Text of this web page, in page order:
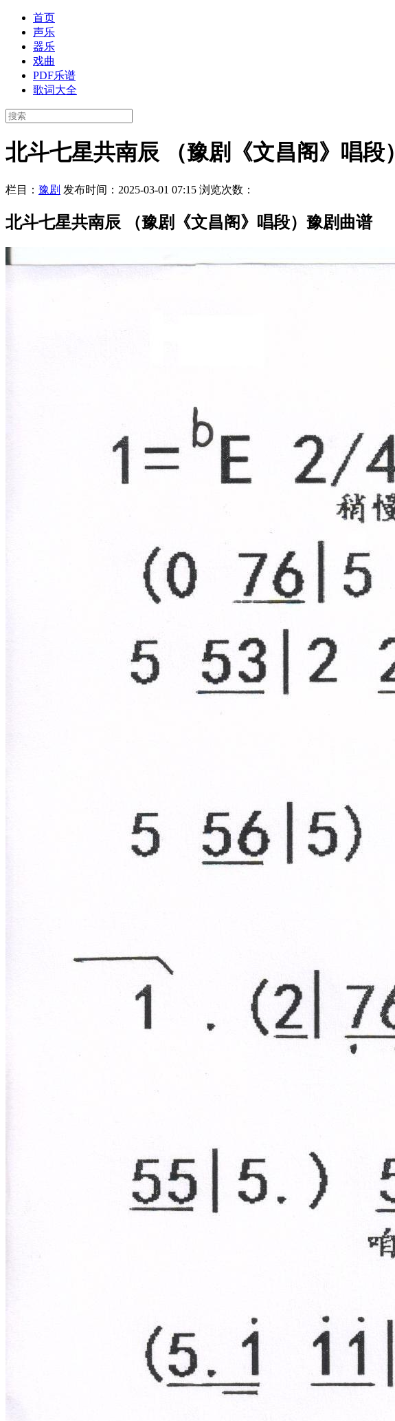
首页
声乐
器乐
戏曲
PDF乐谱
歌词大全
北斗七星共南辰 （豫剧《文昌阁》唱段）
栏目： 豫剧 发布时间：2025-03-01 07:15 浏览次数：
北斗七星共南辰 （豫剧《文昌阁》唱段）豫剧曲谱